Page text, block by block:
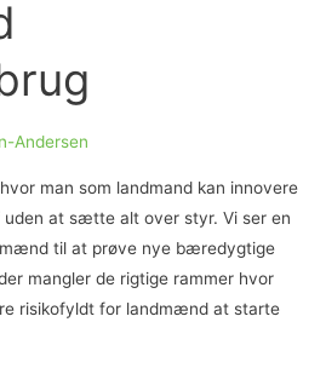
Andersen
man som landmand kan innovere
at sætte alt over styr. Vi ser en
til at prøve nye bæredygtige
mangler de rigtige rammer hvor
risikofyldt for landmænd at starte